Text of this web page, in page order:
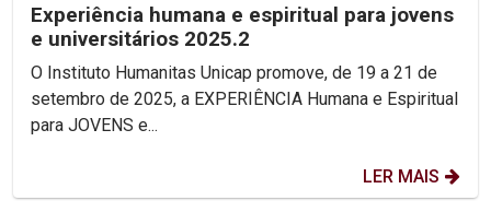
Experiência humana e espiritual para jovens
e universitários 2025.2
O Instituto Humanitas Unicap promove, de 19 a 21 de
setembro de 2025, a EXPERIÊNCIA Humana e Espiritual
para JOVENS e...
LER MAIS